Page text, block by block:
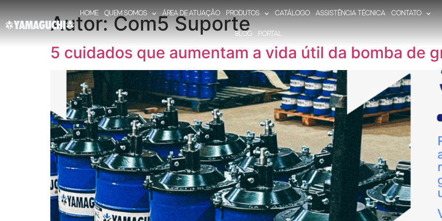
HOME QUEM SOMOS ÁREA DE ATUAÇÃO PRODUTOS CATÁLOGO ASSISTÊNCIA TÉCNICA CONTATO
BLOG PORTAL
Autor:Com5 Suporte
5 cuidados que aumentam a vida útil da bomba de